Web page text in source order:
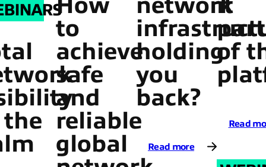
How
to
achieve
safe
and
reliable
global
network
holding
you
back?
Read more
it
part
of
Read